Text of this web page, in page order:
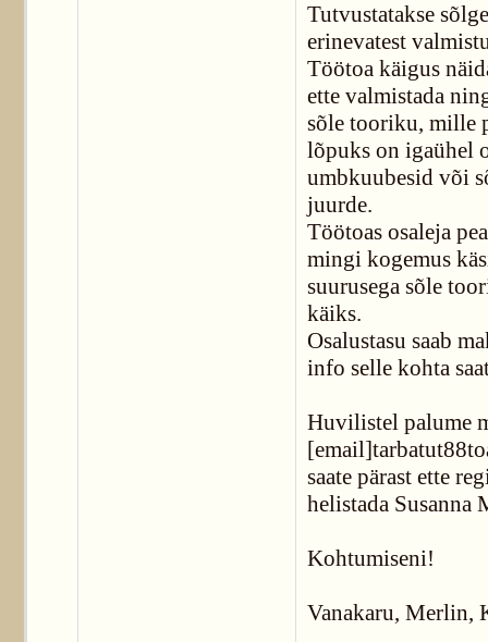
Tutvustatakse
erinevatest
Töötoa käigus
ette valmistada
sõle tooriku, mille
lõpuks on igaühel
umbkuubesid või
juurde.
Töötoas osaleja
mingi kogemus
suurusega sõle
käiks.
Osalustasu saab
info selle kohta
Huvilistel palume
saate pärast ette
helistada
Kohtumiseni!
Vanakaru, Merlin,